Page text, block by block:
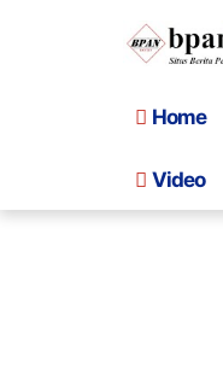
Home
Video